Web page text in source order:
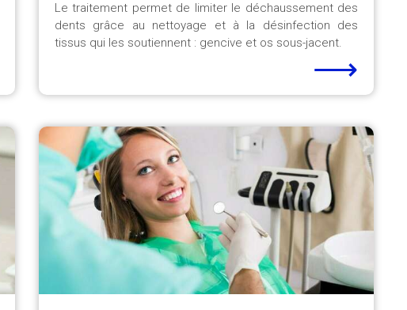
Le traitement permet de limiter le déchaussement des
dents grâce au nettoyage et à la désinfection des
tissus qui les soutiennent : gencive et os sous-jacent.
⟶